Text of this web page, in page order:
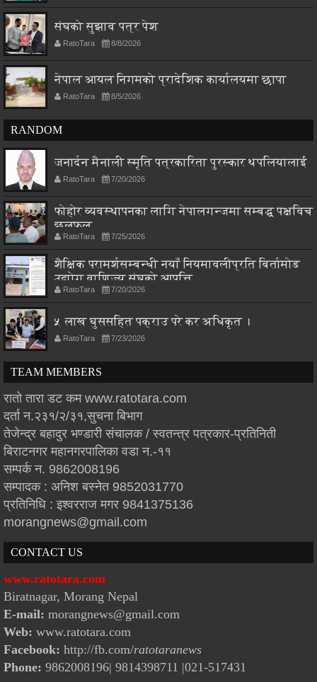
संघको सुझाव पत्र पेश
RatoTara 8/8/2026
नेपाल आयल निगमको प्रादेशिक कार्यालयमा छापा
RatoTara 8/5/2026
RANDOM
जनार्दन मैनाली स्मृति पत्रकारिता पुरस्कार थपलियालाई
RatoTara 7/20/2026
फोहोर व्यवस्थापनका लागि नेपालगन्जमा सम्बद्ध पक्षविच
छलफल
RatoTara 7/25/2026
शैक्षिक परामर्शसम्बन्धी नयाँ नियमावलीप्रति बिर्तामोड
उद्योग वाणिज्य संघको आपत्ति
RatoTara 7/20/2026
५ लाख घुससहित पक्राउ परे कर अधिकृत ।
RatoTara 7/23/2026
TEAM MEMBERS
रातो तारा डट कम www.ratotara.com
दर्ता न.२३१/२/३१,सुचना बिभाग
तेजेन्द्र बहादुर भण्डारी संचालक / स्वतन्त्र पत्रकार-प्रतिनिती
बिराटनगर महानगरपालिका वडा न.-११
सम्पर्क न. 9862008196
सम्पादक : अनिश बस्नेत 9852031770
प्रतिनिधि : इश्वरराज मगर 9841375136
morangnews@gmail.com
CONTACT US
www.ratotara.com
Biratnagar, Morang Nepal
E-mail: morangnews@gmail.com
Web: www.ratotara.com
Facebook: http://fb.com/ratotaranews
Phone: 9862008196| 9814398711 |021-517431